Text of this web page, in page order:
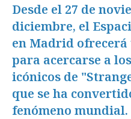
Desde el 27 de
diciembre, el
en Madrid
para acercarse a
icónicos de
que se ha
fenómeno mundial.